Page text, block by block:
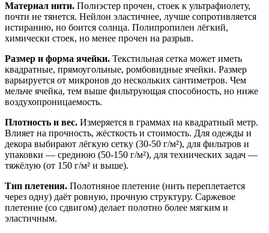
Материал нити. Полиэстер прочен, стоек к ультрафиолету,
почти не тянется. Нейлон эластичнее, лучше сопротивляется
истиранию, но боится солнца. Полипропилен лёгкий,
химически стоек, но менее прочен на разрыв.
Размер и форма ячейки. Текстильная сетка может иметь
квадратные, прямоугольные, ромбовидные ячейки. Размер
варьируется от микронов до нескольких сантиметров. Чем
мельче ячейка, тем выше фильтрующая способность, но ниже
воздухопроницаемость.
Плотность и вес. Измеряется в граммах на квадратный метр.
Влияет на прочность, жёсткость и стоимость. Для одежды и
декора выбирают лёгкую сетку (30-50 г/м²), для фильтров и
упаковки — среднюю (50-150 г/м²), для технических задач —
тяжёлую (от 150 г/м² и выше).
Тип плетения. Полотняное плетение (нить переплетается
через одну) даёт ровную, прочную структуру. Саржевое
плетение (со сдвигом) делает полотно более мягким и
эластичным.